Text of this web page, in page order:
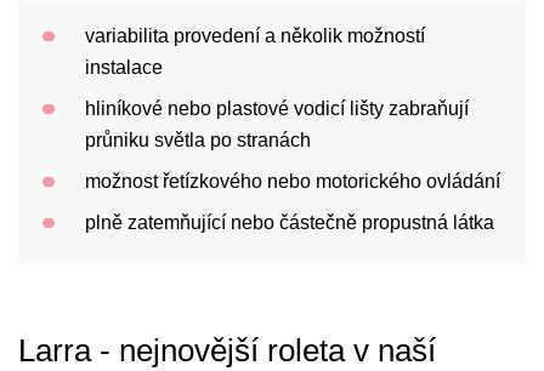
variabilita provedení a několik možností
instalace
hliníkové nebo plastové vodicí lišty zabraňují
průniku světla po stranách
možnost řetízkového nebo motorického ovládání
plně zatemňující nebo částečně propustná látka
Larra - nejnovější roleta v naší